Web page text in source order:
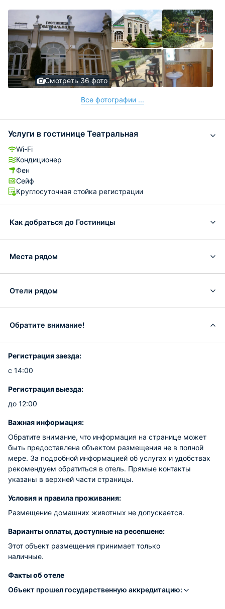
Смотреть 36 фото
Все фотографии ...
Услуги в гостинице Театральная
Wi-Fi
Кондиционер
Фен
Сейф
Круглосуточная стойка регистрации
Как добраться до Гостиницы
Места рядом
Отели рядом
Обратите внимание!
Регистрация заезда:
с 14:00
Регистрация выезда:
до 12:00
Важная информация:
Обратите внимание, что информация на странице может
быть предоставлена объектом размещения не в полной
мере. За подробной информацией об услугах и удобствах
рекомендуем обратиться в отель. Прямые контакты
указаны в верхней части страницы.
Условия и правила проживания:
Размещение домашних животных не допускается.
Варианты оплаты, доступные на ресепшене:
Этот объект размещения принимает только
наличные.
Факты об отеле
Объект прошел государственную аккредитацию: